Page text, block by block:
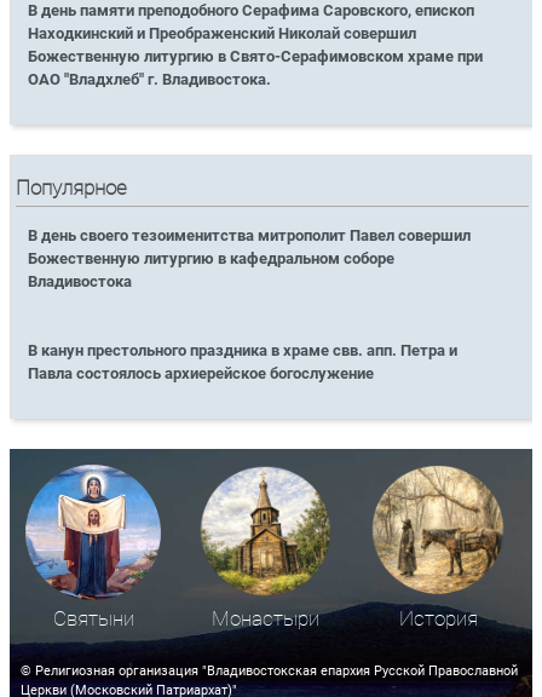
В день памяти преподобного Серафима Саровского, епископ
Находкинский и Преображенский Николай совершил
Божественную литургию в Свято-Серафимовском храме при
ОАО "Владхлеб" г. Владивостока.
Популярное
В день своего тезоименитства митрополит Павел совершил
Божественную литургию в кафедральном соборе
Владивостока
В канун престольного праздника в храме свв. апп. Петра и
Павла состоялось архиерейское богослужение
Святыни Монастыри История
© Религиозная организация "Владивостокская епархия Русской Православной
Церкви (Московский Патриархат)"